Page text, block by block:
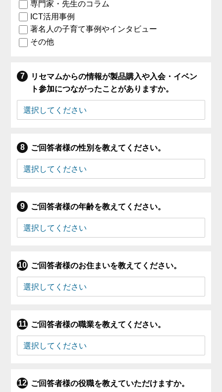
専門家・先生のコラム
ICT活用事例
著名人の子育て事例やインタビュー
その他
リセマムからの情報が製品購入や入会・イベン
ト参加につながったことがありますか。
ご回答者様の性別を教えてください。
ご回答者様の年齢を教えてください。
ご回答者様のお住まいを教えてください。
ご回答者様の職業を教えてください。
ご回答者様の役職を教えていただけますか。